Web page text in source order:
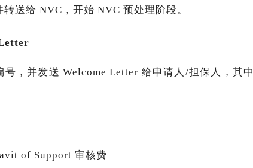
送给 NVC，开始 NVC 预处理阶段。
，并发送 Welcome Letter 给申请人/担保人，其中
of Support 审核费